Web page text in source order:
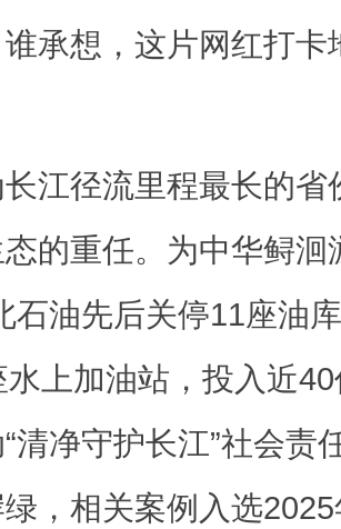
谁承想，这片网红打
径流里程最长的省
的重任。为中华鲟洄
石油先后关停11座油
上加油站，投入近
清净守护长江”社会责
，相关案例入选